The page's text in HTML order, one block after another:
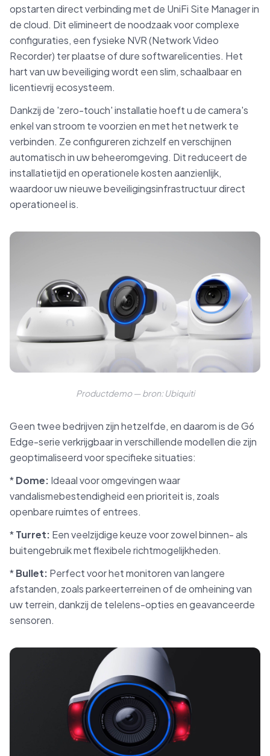
opstarten direct verbinding met de UniFi Site Manager in
de cloud. Dit elimineert de noodzaak voor complexe
configuraties, een fysieke NVR (Network Video
Recorder) ter plaatse of dure softwarelicenties. Het
hart van uw beveiliging wordt een slim, schaalbaar en
licentievrij ecosysteem.
Dankzij de 'zero-touch' installatie hoeft u de camera's
enkel van stroom te voorzien en met het netwerk te
verbinden. Ze configureren zichzelf en verschijnen
automatisch in uw beheeromgeving. Dit reduceert de
installatietijd en operationele kosten aanzienlijk,
waardoor uw nieuwe beveiligingsinfrastructuur direct
operationeel is.
Productdemo — bron: Ubiquiti
Geen twee bedrijven zijn hetzelfde, en daarom is de G6
Edge-serie verkrijgbaar in verschillende modellen die zijn
geoptimaliseerd voor specifieke situaties:
*Dome: Ideaal voor omgevingen waar
vandalismebestendigheid een prioriteit is, zoals
openbare ruimtes of entrees.
*Turret: Een veelzijdige keuze voor zowel binnen- als
buitengebruik met flexibele richtmogelijkheden.
*Bullet: Perfect voor het monitoren van langere
afstanden, zoals parkeerterreinen of de omheining van
uw terrein, dankzij de telelens-opties en geavanceerde
sensoren.